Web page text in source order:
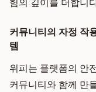
커뮤니티의 자정 작
템
위피는 플랫폼의 안
커뮤니티와 함께 만